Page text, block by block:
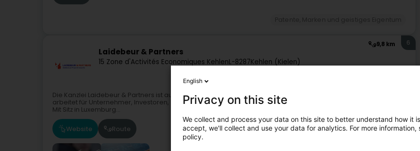
9,8 km
Laidebeur & Partners
15 Zone d'Activités Economiques KehlenL-8287Kehlen (Kielen)
6
Die Kanzlei Laidebeur & Partners ist auf Beratung im Bereich des gewerblichen Rechtsschutzes spezialisiert und
arbeitet für Unternehmer, Investoren, Start-ups, kleine und mittlere Unternehmen sowie multinationale Konzerne.
Mit Sitz in Luxemburg...
Website Route
English
Privacy on this site
We collect and process your data on this site to better understand how it
accept, we'll collect and use your data for analytics. For more information,
policy.